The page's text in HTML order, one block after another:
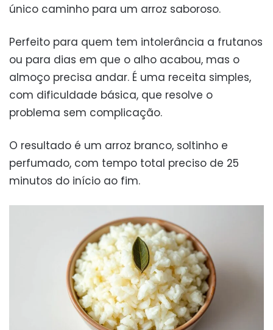
único caminho para um arroz saboroso.
Perfeito para quem tem intolerância a frutanos
ou para dias em que o alho acabou, mas o
almoço precisa andar. É uma receita simples,
com dificuldade básica, que resolve o
problema sem complicação.
O resultado é um arroz branco, soltinho e
perfumado, com tempo total preciso de 25
minutos do início ao fim.